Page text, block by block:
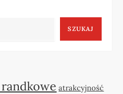
SZUKAJ
atrakcyjność